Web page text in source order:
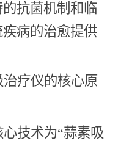
抗菌机制和临
病的治愈提供
疗仪的核心原
技术为“蒜素吸